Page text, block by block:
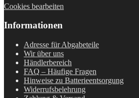
Cookies bearbeiten
Informationen
Adresse für Abgabeteile
Wir über uns
Händlerbereich
FAQ – Häufige Fragen
Hinweise zu Batterieentsorgung
Widerrufsbelehrung